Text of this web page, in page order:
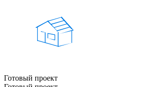
Готовый проект